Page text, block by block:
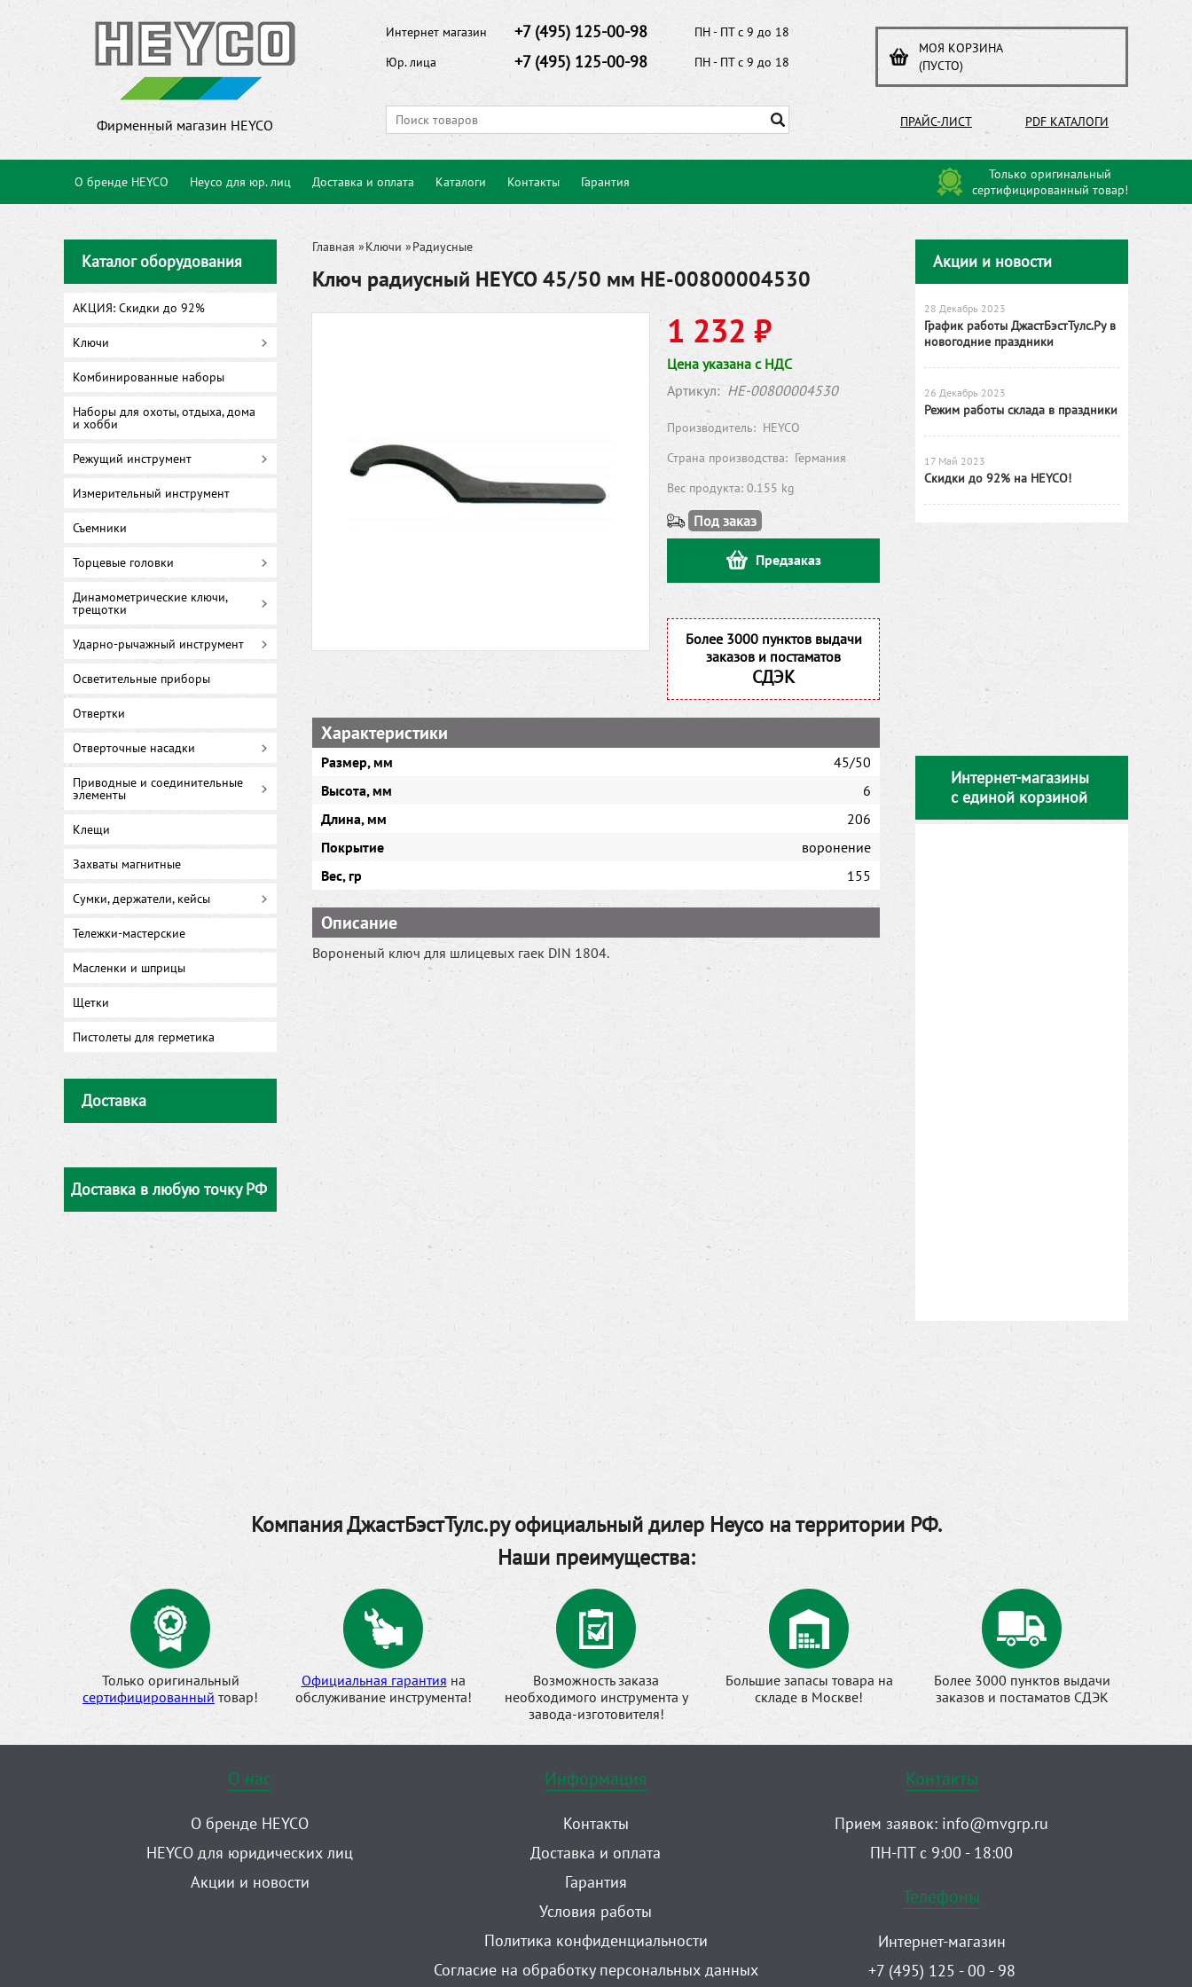
Фирменный магазин HEYCO
Интернет магазин +7 (495) 125-00-98
ПН - ПТ с 9 до 18
Юр. лица
+7 (495) 125-00-98 ПН - ПТ с 9 до 18
МОЯ КОРЗИНА
(ПУСТО)
ПРАЙС-ЛИСТ PDF КАТАЛОГИ
О бренде HEYCO Heyco для юр. лиц Доставка и оплата Каталоги Контакты Гарантия
Только оригинальный
сертифицированный товар!
Каталог оборудования
АКЦИЯ: Скидки до 92%
Ключи
Комбинированные наборы
Наборы для охоты, отдыха, дома
и хобби
Режущий инструмент
Измерительный инструмент
Съемники
Торцевые головки
Динамометрические ключи,
трещотки
Ударно-рычажный инструмент
Осветительные приборы
Отвертки
Отверточные насадки
Приводные и соединительные
элементы
Клещи
Захваты магнитные
Сумки, держатели, кейсы
Тележки-мастерские
Масленки и шприцы
Щетки
Пистолеты для герметика
Доставка
Доставка в любую точку РФ
Главная »Ключи »Радиусные
Ключ радиусный HEYCO 45/50 мм HE-00800004530
1 232 ₽
Цена указана с НДС
Артикул: HE-00800004530
Производитель: HEYCO
Страна производства: Германия
Вес продукта: 0.155 kg
Под заказ
Предзаказ
Более 3000 пунктов выдачи
заказов и постаматов
СДЭК
Характеристики
Размер, мм
45/50
Высота, мм
6
Длина, мм
206
Покрытие
воронение
Вес, гр
155
Описание
Вороненый ключ для шлицевых гаек DIN 1804.
Акции и новости
28 Декабрь 2023
График работы ДжастБэстТулс.Ру в
новогодние праздники
26 Декабрь 2023
Режим работы склада в праздники
17 Май 2023
Скидки до 92% на HEYCO!
Интернет-магазины
с единой корзиной
Компания ДжастБэстТулс.ру официальный дилер Heyco на территории РФ.
Наши преимущества:
Только оригинальный
сертифицированный товар!
Официальная гарантия на
обслуживание инструмента!
Возможность заказа
необходимого инструмента у
завода-изготовителя!
Большие запасы товара на
складе в Москве!
Более 3000 пунктов выдачи
заказов и постаматов СДЭК
О нас
О бренде HEYCO
HEYCO для юридических лиц
Акции и новости
Информация
Контакты
Доставка и оплата
Гарантия
Условия работы
Политика конфиденциальности
Согласие на обработку персональных данных
Контакты
Прием заявок: info@mvgrp.ru
ПН-ПТ с 9:00 - 18:00
Телефоны
Интернет-магазин
+7 (495) 125 - 00 - 98